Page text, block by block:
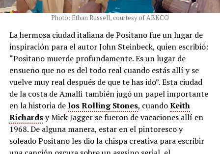
Photo: Ethan Russell, courtesy of ABKCO
La hermosa ciudad italiana de Positano fue un lugar de
inspiración para el autor John Steinbeck, quien escribió:
“Positano muerde profundamente. Es un lugar de
ensueño que no es del todo real cuando estás allí y se
vuelve muy real después de que te has ido”. Esta ciudad
de la costa de Amalfi también jugó un papel importante
en la historia de los Rolling Stones, cuandoKeith
Richardsy Mick Jagger se fueron de vacaciones allí en
1968. De alguna manera, estar en el pintoresco y
soleado Positano les dio la chispa creativa para escribir